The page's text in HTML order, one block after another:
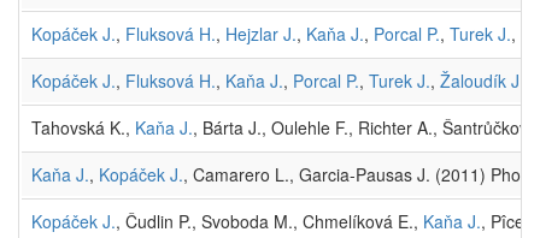
Kopáček J., Fluksová H., Hejzlar J., Kaňa J., Porcal P., Turek J.,
Kopáček J., Fluksová H., Kaňa J., Porcal P., Turek J., Žaloudík J.
Tahovská K., Kaňa J., Bárta J., Oulehle F., Richter A.,
Kaňa J., Kopáček J., Camarero L., Garcia-Pausas J. (2011)
Kopáček J., Čudlin P., Svoboda M., Chmelíková E., Kaňa J., Pîcek